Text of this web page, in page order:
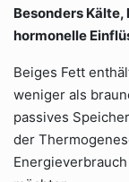
Besonders
hormonelle
Beiges Fett
weniger als
passives
der